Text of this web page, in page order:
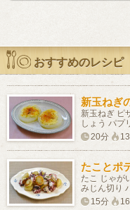
おすすめのレシピ
新玉ねぎ
新玉ねぎ ピ
しょう パプ
20分
たことポ
たこ じゃが
みじん切り
15分